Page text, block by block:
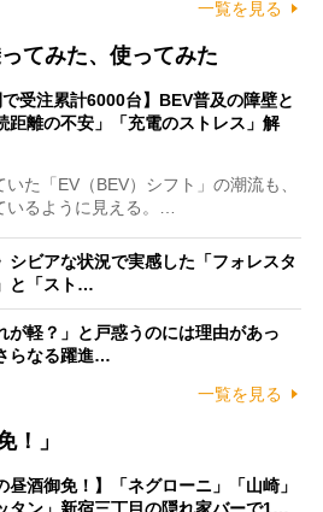
一覧を見る
てみた、使ってみた
で受注累計6000台】BEV普及の障壁と
距離の不安」「充電のストレス」解
た「EV（BEV）シフト」の潮流も、
るように見える。…
シビアな状況で実感した「フォレスタ
と「スト…
が軽？」と戸惑うのには理由があっ
らなる躍進…
一覧を見る
！」
昼酒御免！】「ネグローニ」「山崎」